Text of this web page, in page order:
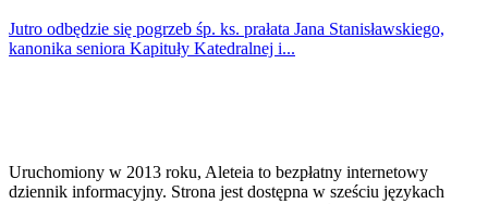
Jutro odbędzie się pogrzeb śp. ks. prałata Jana Stanisławskiego,
kanonika seniora Kapituły Katedralnej i...
Uruchomiony w 2013 roku, Aleteia to bezpłatny internetowy
dziennik informacyjny. Strona jest dostępna w sześciu językach